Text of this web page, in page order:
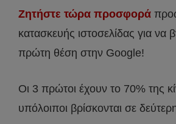
Ζητήστε τώρα προσφορά
κατασκευής ιστοσελίδας για να
πρώτη θέση στην Google!
Οι 3 πρώτοι έχουν το 70% της
υπόλοιποι βρίσκονται σε